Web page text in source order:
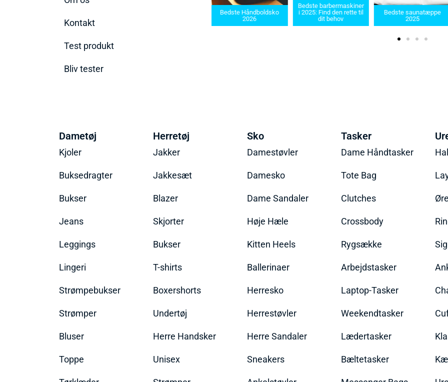
Kontakt
Test produkt
Bliv tester
2025
Bedste Håndboldsko
2026
Bedste barbermaskiner
i 2025: Find den rette til
dit behov
Bedste saunatæppe
2025
Dametøj
Kjoler
Buksedragter
Bukser
Jeans
Leggings
Lingeri
Strømpebukser
Strømper
Bluser
Toppe
Herretøj
Jakker
Jakkesæt
Blazer
Skjorter
Bukser
T-shirts
Boxershorts
Undertøj
Herre Handsker
Unisex
Sko
Damestøvler
Damesko
Dame Sandaler
Høje Hæle
Kitten Heels
Ballerinaer
Herresko
Herrestøvler
Herre Sandaler
Sneakers
Tasker
Dame Håndtasker
Tote Bag
Clutches
Crossbody
Rygsække
Arbejdstasker
Laptop-Tasker
Weekendtasker
Lædertasker
Bæltetasker